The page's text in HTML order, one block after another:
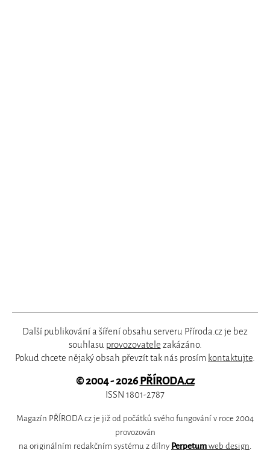
Další publikování a šíření obsahu serveru Příroda.cz je bez
souhlasu provozovatele zakázáno.
Pokud chcete nějaký obsah převzít tak nás prosím kontaktujte.
© 2004 - 2026PŘÍRODA.cz
ISSN 1801-2787
Magazín PŘÍRODA.cz je již od počátků svého fungování v roce 2004
provozován
na originálním redakčním systému z dílny Perpetum web design